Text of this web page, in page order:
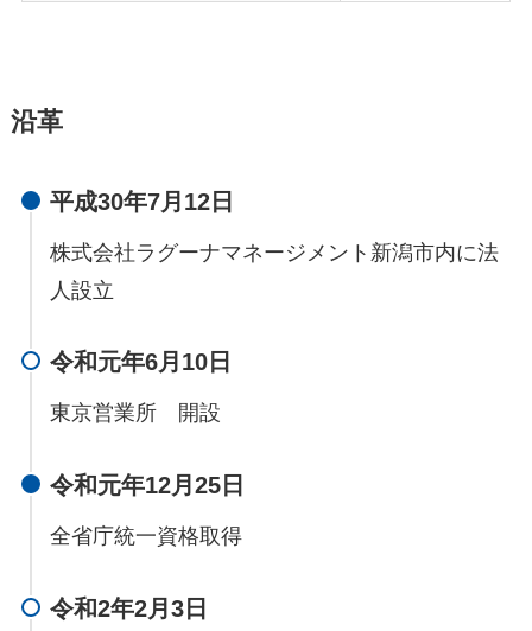
沿革
平成30年7月12日
株式会社ラグーナマネージメント新潟市内に法
人設立
令和元年6月10日
東京営業所 開設
令和元年12月25日
全省庁統一資格取得
令和2年2月3日